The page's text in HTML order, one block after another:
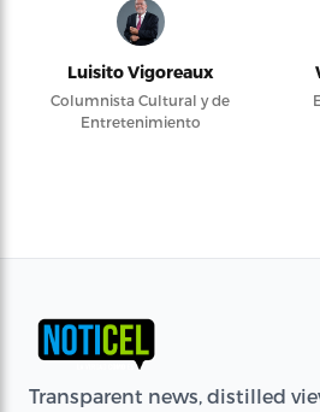
Luisito Vigoreaux
Columnista Cultural y de
Entretenimiento
Transparent news, distilled